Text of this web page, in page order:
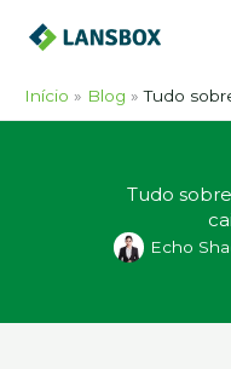
para
conteúdo
Início Blog Tudo
Tudo
Echo